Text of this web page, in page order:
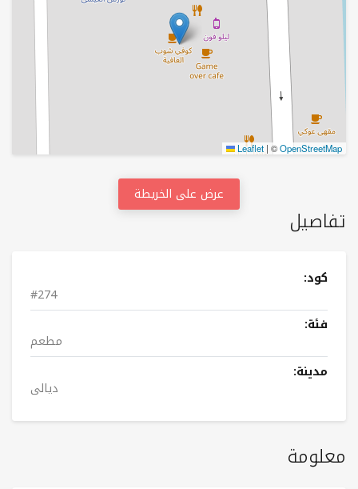
تفاصيل
كود:
#274
فئة:
مطعم
مدينة:
دیالی
معلومة
Leaflet | ©OpenStreetMap
عرض على الخريطة